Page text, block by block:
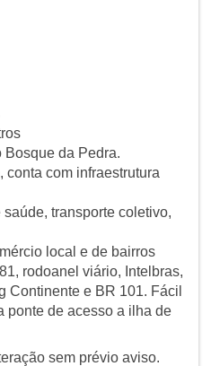
Bosque da Pedra.
conta com infraestrutura
transporte coletivo,
local e de bairros
rodoanel viário, Intelbras,
Continente e BR 101. Fácil
ponte de acesso a ilha de
sem prévio aviso.